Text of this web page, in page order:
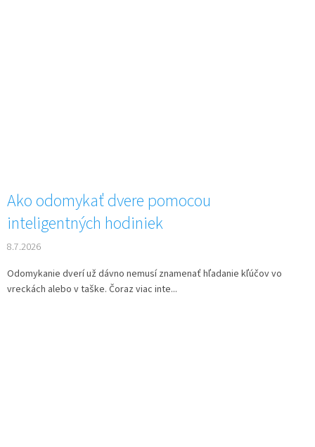
Ako odomykať dvere pomocou
inteligentných hodiniek
8.7.2026
Odomykanie dverí už dávno nemusí znamenať hľadanie kľúčov vo
vreckách alebo v taške. Čoraz viac inte...